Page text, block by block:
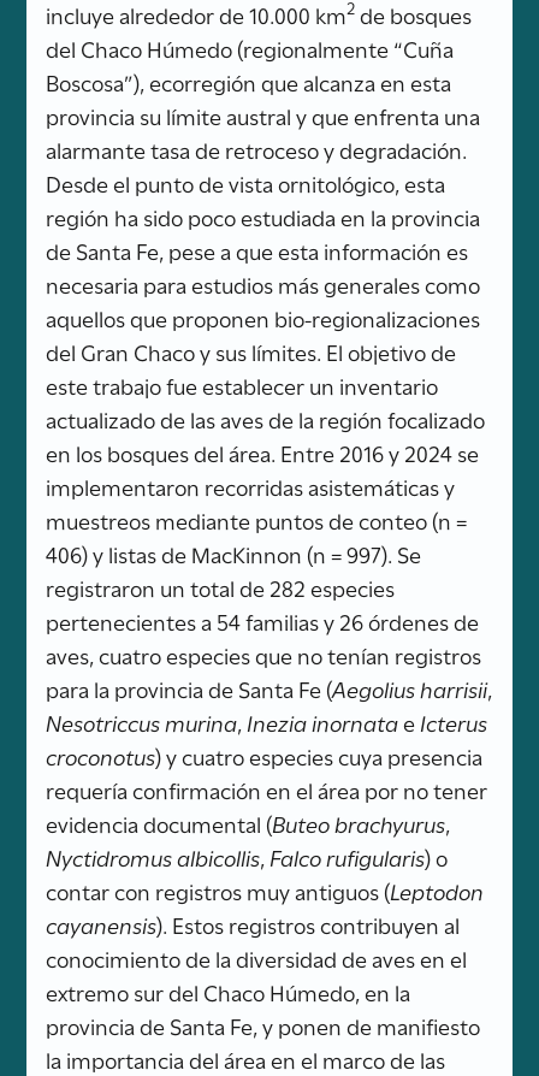
incluye alrededor de 10.000 km2 de bosques
del Chaco Húmedo (regionalmente “Cuña
Boscosa”), ecorregión que alcanza en esta
provincia su límite austral y que enfrenta una
alarmante tasa de retroceso y degradación.
Desde el punto de vista ornitológico, esta
región ha sido poco estudiada en la provincia
de Santa Fe, pese a que esta información es
necesaria para estudios más generales como
aquellos que proponen bio-regionalizaciones
del Gran Chaco y sus límites. El objetivo de
este trabajo fue establecer un inventario
actualizado de las aves de la región focalizado
en los bosques del área. Entre 2016 y 2024 se
implementaron recorridas asistemáticas y
muestreos mediante puntos de conteo (n =
406) y listas de MacKinnon (n = 997). Se
registraron un total de 282 especies
pertenecientes a 54 familias y 26 órdenes de
aves, cuatro especies que no tenían registros
para la provincia de Santa Fe (Aegolius harrisii,
Nesotriccus murina,Inezia inornataeIcterus
croconotus) y cuatro especies cuya presencia
requería confirmación en el área por no tener
evidencia documental (Buteo brachyurus,
Nyctidromus albicollis,Falco rufigularis) o
contar con registros muy antiguos (Leptodon
cayanensis). Estos registros contribuyen al
conocimiento de la diversidad de aves en el
extremo sur del Chaco Húmedo, en la
provincia de Santa Fe, y ponen de manifiesto
la importancia del área en el marco de las